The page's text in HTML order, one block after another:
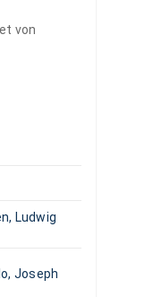
von
Ludwig
Joseph